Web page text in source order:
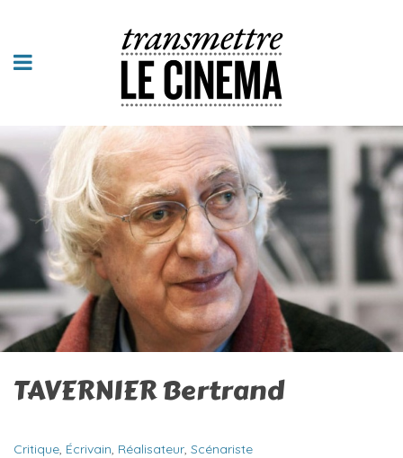
TAVERNIER Bertrand
Critique, Écrivain, Réalisateur, Scénariste